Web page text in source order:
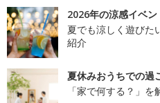
2026年の涼感イベ
夏でも涼しく遊びた
紹介
夏休みおうちでの過
「家で何する？」